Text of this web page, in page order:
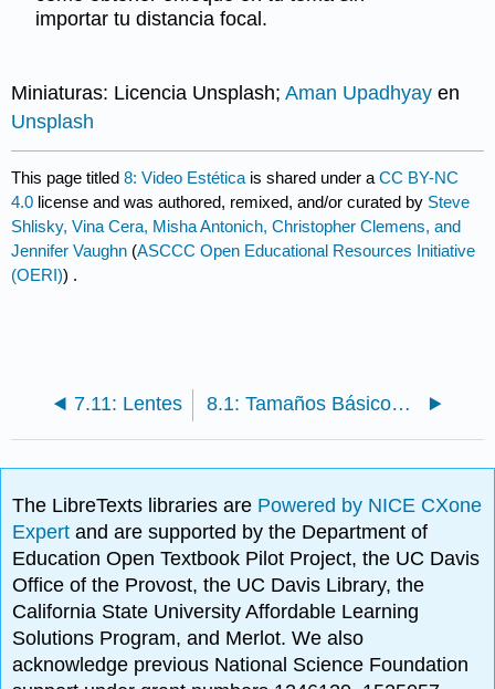
importar tu distancia focal.
Miniaturas: Licencia Unsplash;Aman Upadhyay en
Unsplash
This page titled8: Video Estética is shared under aCC BY-NC
4.0 license and was authored, remixed, and/or curated by Steve
Shlisky, Vina Cera, Misha Antonich, Christopher Clemens, and
Jennifer Vaughn (ASCCC Open Educational Resources Initiative
(OERI)) .
7.11: Lentes 8.1: Tamaños Básicos de Disparo
The LibreTexts libraries are Powered by NICE CXone
Expertand are supported by the Department of
Education Open Textbook Pilot Project, the UC Davis
Office of the Provost, the UC Davis Library, the
California State University Affordable Learning
Solutions Program, and Merlot. We also
acknowledge previous National Science Foundation